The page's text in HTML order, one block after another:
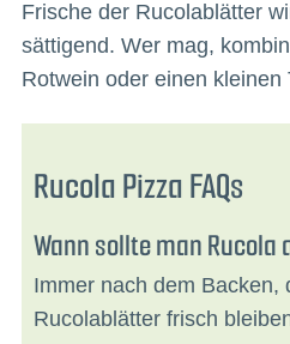
Frische der Rucolablätter
sättigend. Wer mag,
Rotwein oder einen kleinen
Rucola Pizza FAQs
Wann sollte man Rucola
Immer nach dem Backen,
Rucolablätter frisch